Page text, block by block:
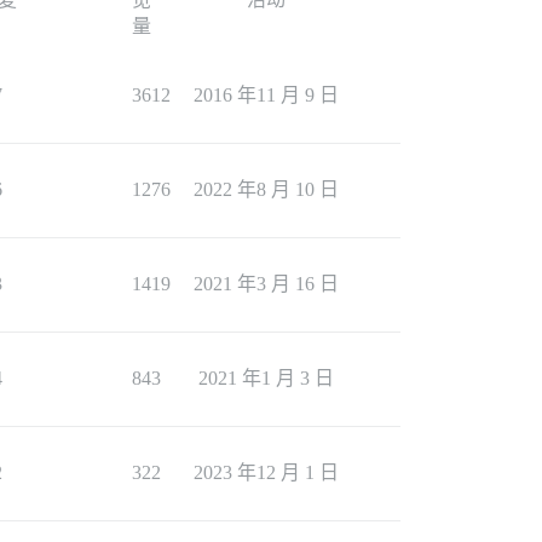
量
3612 2016 年11 月 9 日
1276 2022 年8 月 10 日
1419 2021 年3 月 16 日
843 2021 年1 月 3 日
322 2023 年12 月 1 日